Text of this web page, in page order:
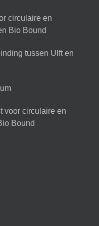
circulaire en
Bio Bound
tussen Ulft en
voor circulaire en
Bound